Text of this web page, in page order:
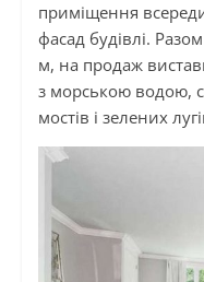
приміщення
фасад будівлі.
м, на продаж
з морською водою,
мостів і зелених